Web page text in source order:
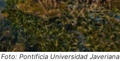
Pontificia Universidad Javeriana